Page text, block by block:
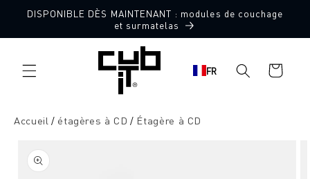
directement
DISPONIBLE DÈS MAINTENANT : modules de couchage
et surmatelas
FR
Panier
d'achat
Accueil étagères à CD Étagère à CD
sur le
produit